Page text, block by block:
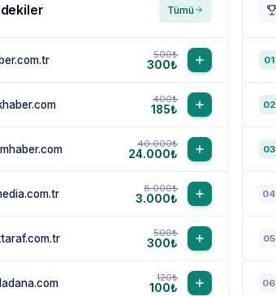
Tümü
500₺
300₺
400₺
185₺
40.000₺
24.000₺
8.000₺
3.000₺
500₺
300₺
120₺
100₺
01
02
03
04
05
06